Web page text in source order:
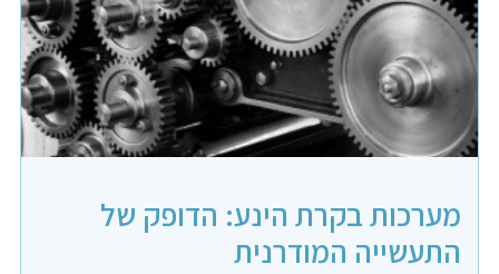
מערכות בקרת הינע: הדופק של
התעשייה המודרנית